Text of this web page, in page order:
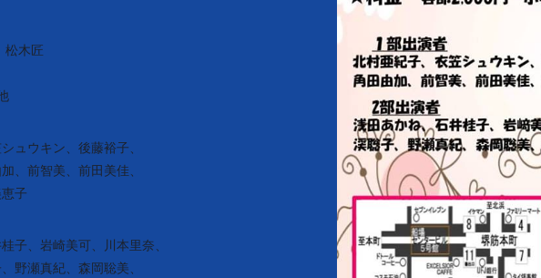
松木匠
ュウキン、後藤裕子、
、前智美、前田美佳、
子
子、岩崎美可、川本里奈、
野瀬真紀、森岡聡美、